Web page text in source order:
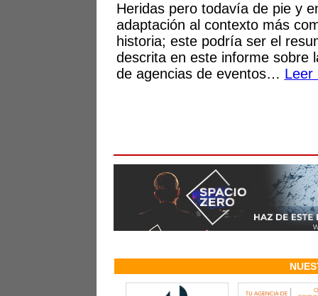
Heridas pero todavía de pie y
adaptación al contexto más
historia; este podría ser el
descrita en este informe sobre
de agencias de eventos… Leer